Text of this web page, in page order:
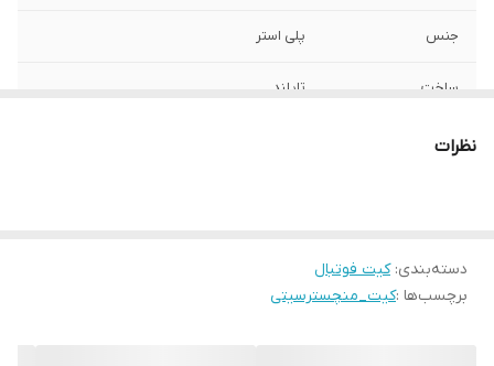
جنس پلی استر
ساخت تایلند
نظرات
دسته‌بندی:کیت فوتبال
برچسب‌ها :کیت_منچسترسیتی